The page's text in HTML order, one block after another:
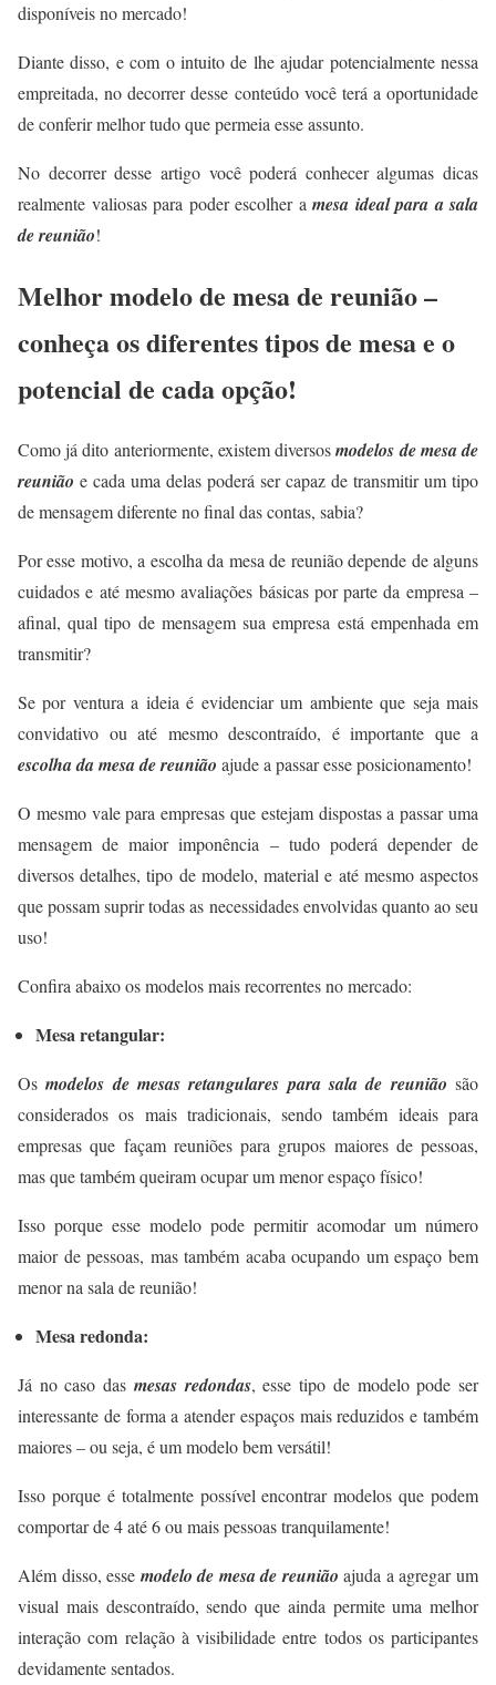
disponíveis no mercado!
Diante disso, e com o intuito de lhe ajudar potencialmente nessa
empreitada, no decorrer desse conteúdo você terá a oportunidade
de conferir melhor tudo que permeia esse assunto.
No decorrer desse artigo você poderá conhecer algumas dicas
realmente valiosas para poder escolher a mesa ideal para a sala
de reunião!
Melhor modelo de mesa de reunião –
conheça os diferentes tipos de mesa e o
potencial de cada opção!
Como já dito anteriormente, existem diversosmodelos de mesa de
reunião e cada uma delas poderá ser capaz de transmitir um tipo
de mensagem diferente no final das contas, sabia?
Por esse motivo, a escolha da mesa de reunião depende de alguns
cuidados e até mesmo avaliações básicas por parte da empresa –
afinal, qual tipo de mensagem sua empresa está empenhada em
transmitir?
Se por ventura a ideia é evidenciar um ambiente que seja mais
convidativo ou até mesmo descontraído, é importante que a
escolha da mesa de reunião ajude a passar esse posicionamento!
O mesmo vale para empresas que estejam dispostas a passar uma
mensagem de maior imponência – tudo poderá depender de
diversos detalhes, tipo de modelo, material e até mesmo aspectos
que possam suprir todas as necessidades envolvidas quanto ao seu
uso!
Confira abaixo os modelos mais recorrentes no mercado:
Mesa retangular:
Osmodelos de mesas retangulares para sala de reunião são
considerados os mais tradicionais, sendo também ideais para
empresas que façam reuniões para grupos maiores de pessoas,
mas que também queiram ocupar um menor espaço físico!
Isso porque esse modelo pode permitir acomodar um número
maior de pessoas, mas também acaba ocupando um espaço bem
menor na sala de reunião!
Mesa redonda:
Já no caso das mesas redondas, esse tipo de modelo pode ser
interessante de forma a atender espaços mais reduzidos e também
maiores – ou seja, é um modelo bem versátil!
Isso porque é totalmente possível encontrar modelos que podem
comportar de 4 até 6 ou mais pessoas tranquilamente!
Além disso, esse modelo de mesa de reunião ajuda a agregar um
visual mais descontraído, sendo que ainda permite uma melhor
interação com relação à visibilidade entre todos os participantes
devidamente sentados.